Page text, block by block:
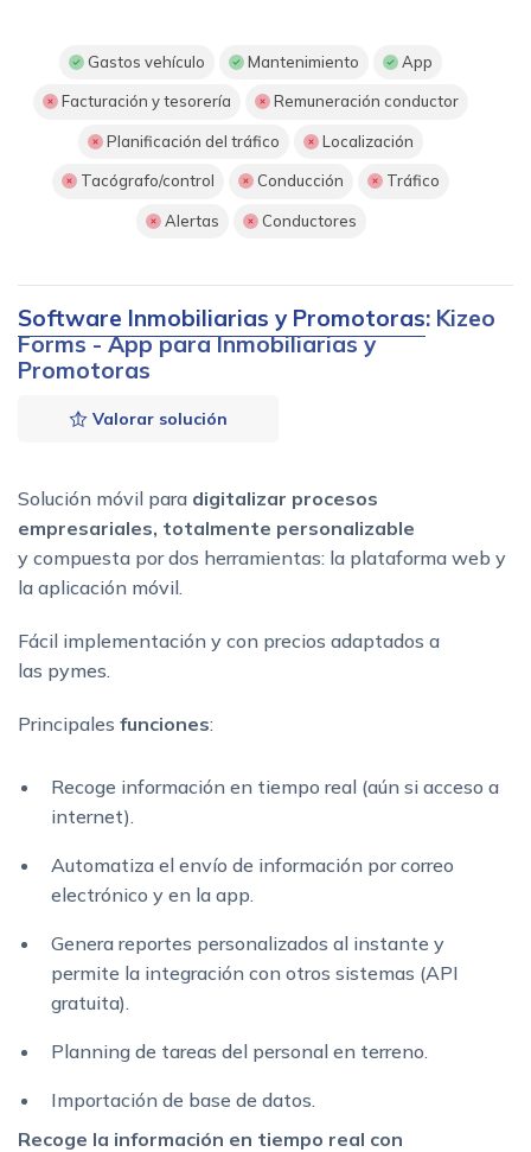
Gastos vehículo Mantenimiento App
Facturación y tesorería Remuneración conductor
Planificación del tráfico Localización
Tacógrafo/control Conducción Tráfico
Alertas Conductores
Software Inmobiliarias y Promotoras: Kizeo
Forms - App para Inmobiliarias y
Promotoras
Valorar solución
Solución móvil para digitalizar procesos
empresariales, totalmente personalizable
y compuesta por dos herramientas: la plataforma web y
la aplicación móvil.
Fácil implementación y con precios adaptados a
las pymes.
Principales funciones:
Recoge información en tiempo real (aún si acceso a
internet).
Automatiza el envío de información por correo
electrónico y en la app.
Genera reportes personalizados al instante y
permite la integración con otros sistemas (API
gratuita).
Planning de tareas del personal en terreno.
Importación de base de datos.
Recoge la información en tiempo real con